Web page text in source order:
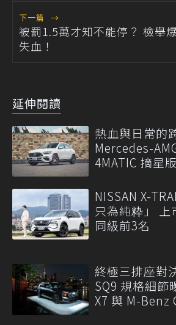
下一篇 →
被罰1.5萬才知不能停？ 檢舉
失血！
延伸閱讀
熱血與日常的
Mercedes-
4MATIC 摘星
NISSAN X-
只為純粋」
同級前3名
終極三排座對
SQ9 規格細節
X7 與 M-Benz